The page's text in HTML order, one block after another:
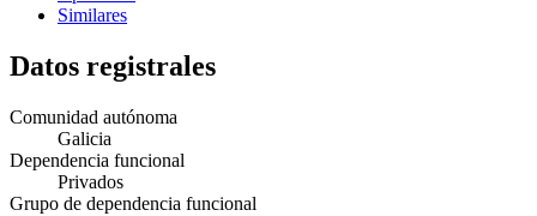
Similares
Datos registrales
Comunidad autónoma
Galicia
Dependencia funcional
Privados
Grupo de dependencia funcional